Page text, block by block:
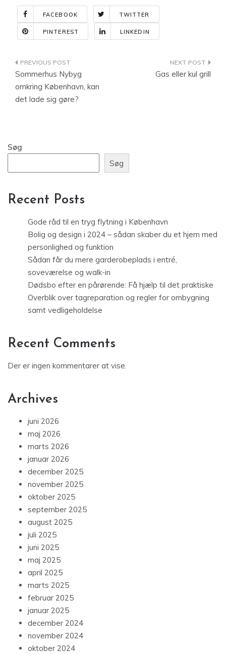
FACEBOOK TWITTER
PINTEREST LINKEDIN
Indlægsnavigation
Sommerhus Nybyg
omkring København, kan
det lade sig gøre?
Gas eller kul grill
Søg
Søg
Recent Posts
Gode råd til en tryg flytning i København
Bolig og design i 2024 – sådan skaber du et hjem med
personlighed og funktion
Sådan får du mere garderobeplads i entré,
soveværelse og walk-in
Dødsbo efter en pårørende: Få hjælp til det praktiske
Overblik over tagreparation og regler for ombygning
samt vedligeholdelse
Recent Comments
Der er ingen kommentarer at vise.
Archives
juni 2026
maj 2026
marts 2026
januar 2026
december 2025
november 2025
oktober 2025
september 2025
august 2025
juli 2025
juni 2025
maj 2025
april 2025
marts 2025
februar 2025
januar 2025
december 2024
november 2024
oktober 2024